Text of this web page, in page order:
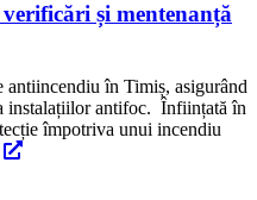
și mentenanță
antiincendiu în Timiș, asigurând
instalațiilor antifoc. Înființată în
împotriva unui incendiu